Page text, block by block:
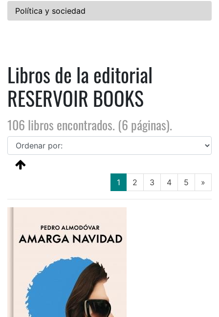
Política y sociedad
Libros de la editorial
RESERVOIR BOOKS
106 libros encontrados. (6 páginas).
1 (current)
2 3 4 5 »